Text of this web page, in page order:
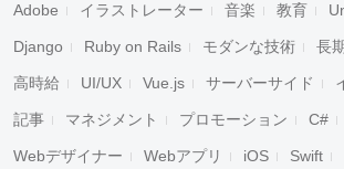
Adobe イラストレーター 音楽 教育
Django Ruby on Rails モダンな技術 長
高時給 UI/UX Vue.js サーバーサイド
記事 マネジメント プロモーション C#
Webデザイナー Webアプリ iOS Swift